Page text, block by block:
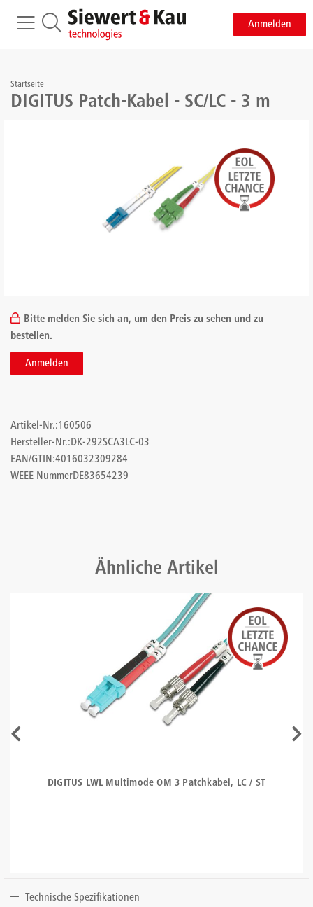
Anmelden
Startseite
DIGITUS Patch-Kabel - SC/LC - 3 m
Bitte melden Sie sich an, um den Preis zu sehen und zu
bestellen.
Anmelden
Artikel-Nr.:160506
Hersteller-Nr.:DK-292SCA3LC-03
EAN/GTIN:4016032309284
WEEE NummerDE83654239
Ähnliche Artikel
DIGITUS LWL Multimode OM 3 Patchkabel, LC / ST
Technische Spezifikationen